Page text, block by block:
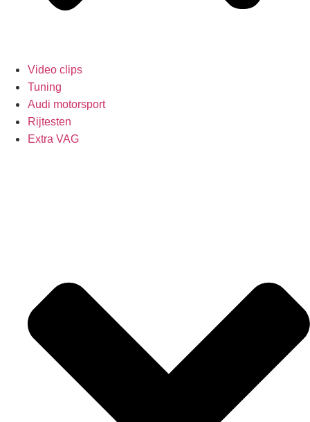
Video clips
Tuning
Audi motorsport
Rijtesten
Extra VAG